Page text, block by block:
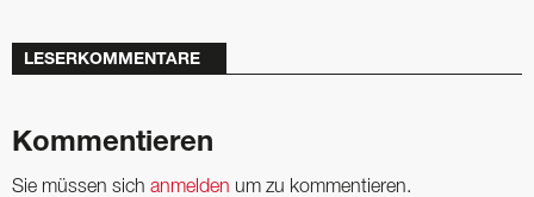
LESERKOMMENTARE
Kommentieren
Sie müssen sich anmelden um zu kommentieren.